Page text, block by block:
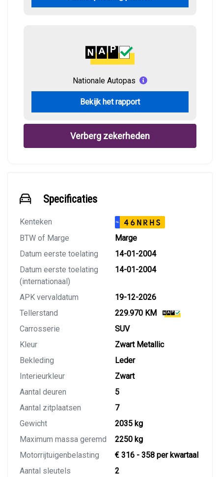
Nationale Autopas
Bekijk het rapport
Verberg zekerheden
Specificaties
Kenteken NL 46NRHS
BTW of Marge
Marge
Datum eerste toelating
14-01-2004
Datum eerste toelating
(internationaal)
14-01-2004
APK vervaldatum
19-12-2026
Tellerstand
229.970 KM
Carrosserie
SUV
Kleur
Zwart Metallic
Bekleding
Leder
Interieurkleur
Zwart
Aantal deuren
5
Aantal zitplaatsen
7
Gewicht
2035 kg
Maximum massa geremd
2250 kg
Motorrijtuigenbelasting
€ 316 - 358 per kwartaal
Aantal sleutels
2